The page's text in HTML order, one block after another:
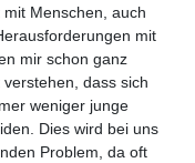
Menschen, auch
mit
mir schon ganz
dass sich
weniger junge
Dies wird bei uns
Problem, da oft